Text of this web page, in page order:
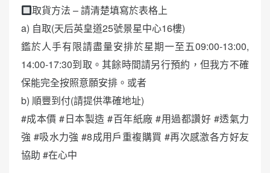
取貨方法 – 請清楚填寫於表格上
a) 自取(天后英皇道25號景星中心16樓)
鑑於人手有限請盡量安排於星期一至五09:00-13:00,
14:00-17:30到取。其餘時間請另行預約，但我方不確
保能完全按照意願安排。或者
b) 順豐到付(請提供準確地址)
#成本價 #日本製造 #百年紙廠 #用過都讚好 #透氣力
強 #吸水力強 #8成用戶重複購買 #再次感激各方好友
協助 #在心中